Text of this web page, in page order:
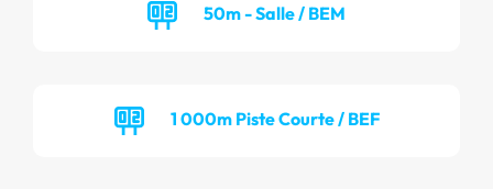
50m - Salle / BEM
1 000m Piste Courte / BEF